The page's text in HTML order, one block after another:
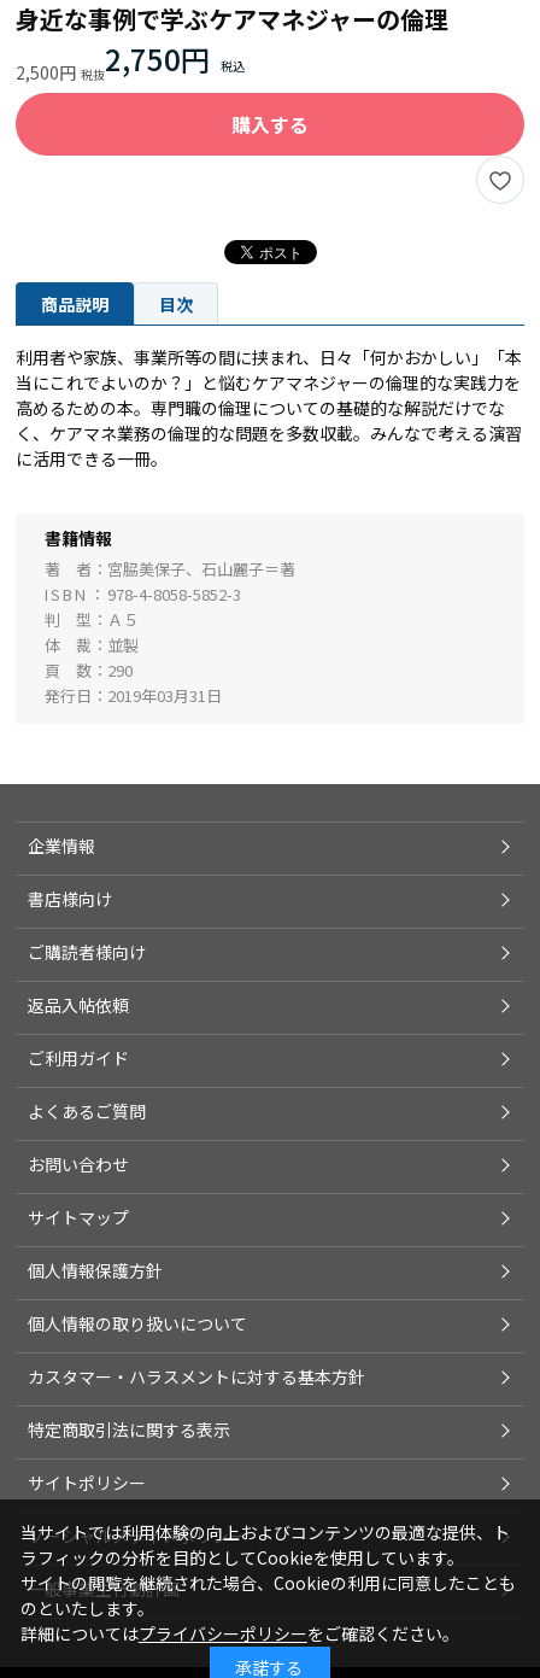
身近な事例で学ぶケアマネジャーの倫理
2,500円 2,750円
購入する
商品説明 目次
利用者や家族、事業所等の間に挟まれ、日々「何かおかしい」「本
当にこれでよいのか？」と悩むケアマネジャーの倫理的な実践力を
高めるための本。専門職の倫理についての基礎的な解説だけでな
く、ケアマネ業務の倫理的な問題を多数収載。みんなで考える演習
に活用できる一冊。
書籍情報
著 者
宮脇美保子、石山麗子＝著
ISBN
978-4-8058-5852-3
判 型
Ａ５
体 裁
並製
頁 数
290
発行日
2019年03月31日
企業情報
書店様向け
ご購読者様向け
返品入帖依頼
ご利用ガイド
よくあるご質問
お問い合わせ
サイトマップ
個人情報保護方針
個人情報の取り扱いについて
カスタマー・ハラスメントに対する基本方針
特定商取引法に関する表示
サイトポリシー
ソーシャルメディアポリシー
一般事業主行動計画
当サイトでは利用体験の向上およびコンテンツの最適な提供、ト
ラフィックの分析を目的としてCookieを使用しています。
サイトの閲覧を継続された場合、Cookieの利用に同意したことも
のといたします。
詳細についてはプライバシーポリシーをご確認ください。
承諾する